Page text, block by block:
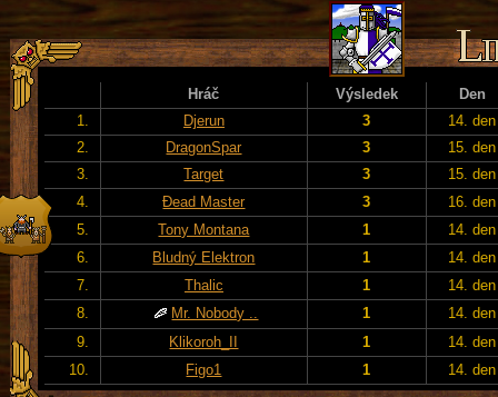
Hráč Výsledek
Den
1.
Djerun 3
14. den
2.
DragonSpar 3
15. den
3.
Target 3
15. den
4.
Đead Master 3
16. den
5.
Tony Montana 1
14. den
6.
Bludný Elektron 1
14. den
7.
Thalic 1
14. den
8.
Mr. Nobody .. 1
14. den
9.
Klikoroh_II 1
14. den
10.
Figo1 1 14. den